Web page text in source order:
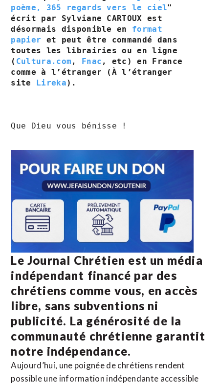
poème, 365 regards vers le ciel"
écrit par Sylviane CARTOUX est
désormais disponible en format
papier et peut être commandé dans
toutes les librairies ou en ligne
( Cultura.com , Fnac , etc) en France
comme à l’étranger (À l’étranger
site Lireka).
Que Dieu vous bénisse !
Le Journal Chrétien est un média
indépendant financé par des
chrétiens comme vous, en accès
libre, sans subventions ni
publicité. La générosité de la
communauté chrétienne garantit
notre indépendance.
Aujourd’hui, une poignée de chrétiens rendent
possible une information indépendante accessible